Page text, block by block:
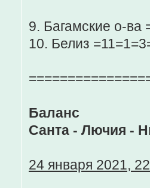
9. Багамские о-ва
10. Белиз
Баланс
Санта - Лючия -
24 января 2021,